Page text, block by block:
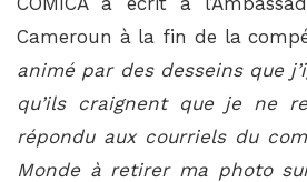
Cameroun à la fin de la
animé par des desseins que
qu’ils craignent que je ne
répondu aux courriels du
Monde à retirer ma photo